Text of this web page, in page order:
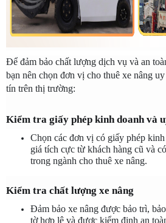
Để đảm bảo chất lượng dịch vụ và an
bạn nên chọn đơn vị cho thuê xe nâng
tín trên thị trường:
Kiểm tra giấy phép kinh doanh và
Chọn các đơn vị có giấy phép
giá tích cực từ khách hàng cũ và
trong ngành cho thuê xe nâng.
Kiểm tra chất lượng xe nâng
Đảm bảo xe nâng được bảo trì,
tờ hợp lệ và được kiểm định an